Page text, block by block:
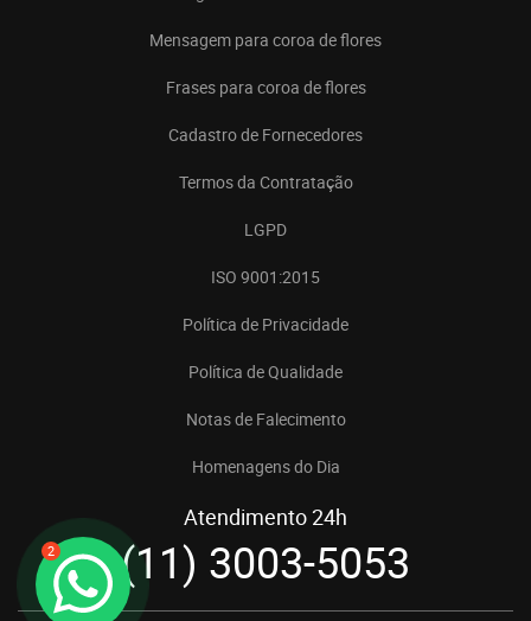
2
Mensagem para coroa de flores
Frases para coroa de flores
Cadastro de Fornecedores
Termos da Contratação
LGPD
ISO 9001:2015
Política de Privacidade
Política de Qualidade
Notas de Falecimento
Homenagens do Dia
Atendimento 24h
(11) 3003-5053